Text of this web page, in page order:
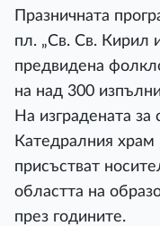
Празничната
пл. „Св. Св. Кирил
предвидена
на над 300
На изградената
Катедралния храм
присъстват
областта на
през годините.